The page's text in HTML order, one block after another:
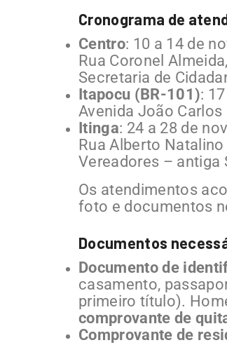
Cronograma de
Centro: 10 a 14 de
Rua Coronel
Secretaria de
Itapocu (BR-101):
Avenida João
Itinga: 24 a 28 de
Rua Alberto
Vereadores – antiga
Os atendimentos
foto e documentos
Documentos
Documento de
casamento,
primeiro título).
comprovante de
Comprovante de